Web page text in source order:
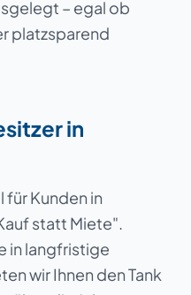
– egal ob
platzsparend
in
Kunden in
statt Miete".
in langfristige
wir Ihnen den Tank